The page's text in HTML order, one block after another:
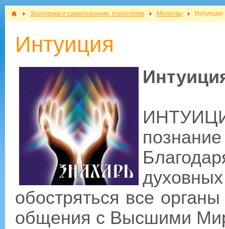
Эзотерика и самопознание, психология Молитвы Интуиция
Интуиция
обостряться все
общения с Высшими